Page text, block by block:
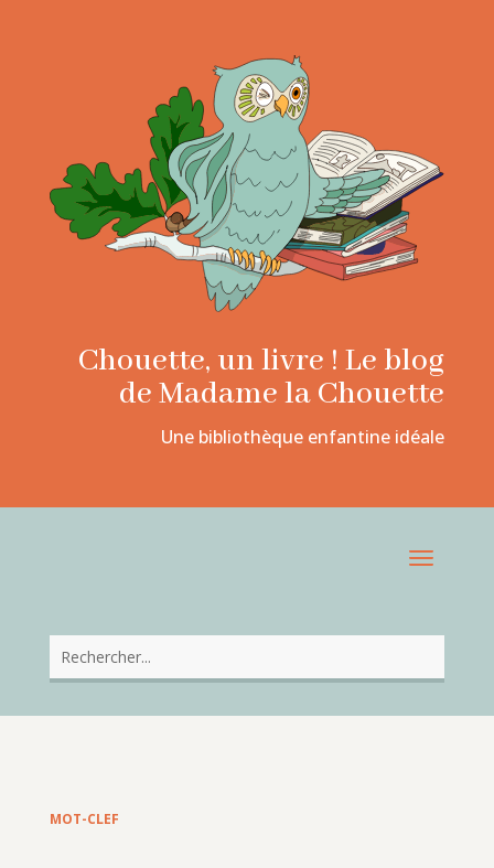
Chouette, un livre ! Le blog
de Madame la Chouette
Une bibliothèque enfantine idéale
MOT-CLEF